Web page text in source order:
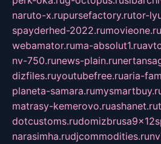
naruto-x.rupursefactory.rutor-
spayderhed-2022.rumovieone.ru
webamator.ruma-absolut1.ru
nv-750.runews-plain.ru
dizfiles.ruyoutubefree.ruaria-
planeta-samara.ru
matrasy-kemerovo.ruashanet.ru
dotcustoms.ru
narasimha.rudjcommodities.ru